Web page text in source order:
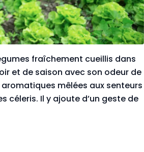
fraîchement cueillis dans
et de saison avec son odeur de
mêlées aux senteurs
céleris. Il y ajoute d’un geste de